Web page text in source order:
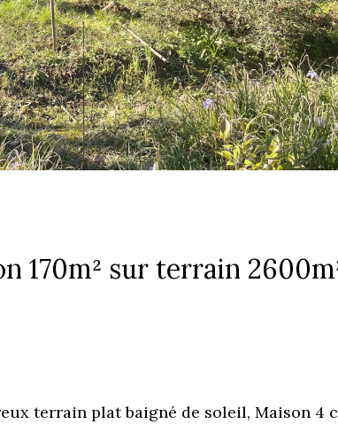
170m² sur terrain
terrain plat baigné de soleil, Maison 4